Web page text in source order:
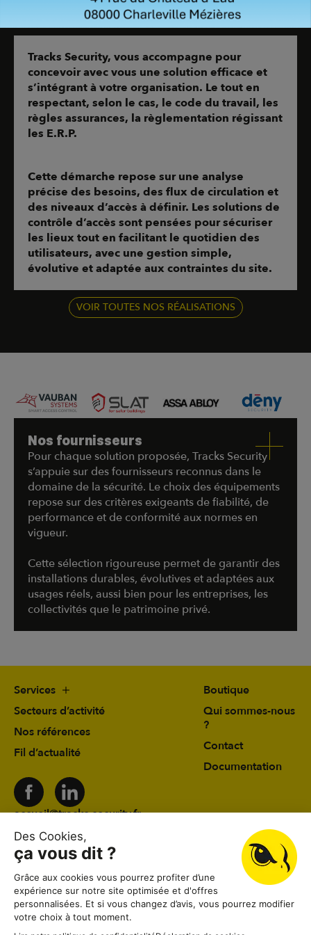
Des solutions adaptées à chaque
organisation
Tracks Security, vous accompagne pour
concevoir avec vous une solution efficace et
s’intégrant à votre organisation. Le tout en
respectant, selon le cas, le code du travail, les
règles assurances, la règlementation régissant
les E.R.P.
Cette démarche repose sur une analyse
précise des besoins, des flux de circulation et
des niveaux d’accès à définir. Les solutions de
contrôle d’accès sont pensées pour sécuriser
les lieux tout en facilitant le quotidien des
utilisateurs, avec une gestion simple,
évolutive et adaptée aux contraintes du site.
VOIR TOUTES NOS RÉALISATIONS
Nos fournisseurs
Pour chaque solution proposée, Tracks Security
s’appuie sur des fournisseurs reconnus dans le
domaine de la sécurité. Le choix des équipements
repose sur des critères exigeants de fiabilité, de
performance et de conformité aux normes en
vigueur.
Cette sélection rigoureuse permet de garantir des
installations durables, évolutives et adaptées aux
usages réels, aussi bien pour les entreprises, les
collectivités que le patrimoine privé.
Services
Secteurs d’activité
Nos références
Fil d’actualité
Boutique
Qui sommes-nous
?
Contact
Documentation
accueil@tracks-security.fr
03 24 59 78 19
41 rue du Château d’Eau 08000 Charleville-
Mézières
Lundi au vendredi
08:30–12:00, 13:30–18:30
Samedi
08:30–12:00